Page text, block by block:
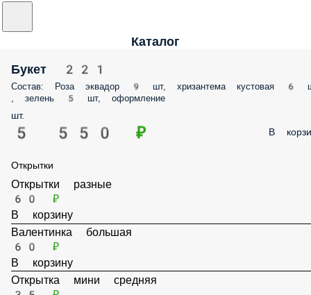
Каталог
Букет 221
Состав: Роза эквадор 9 шт, хризантема кустовая 6
, зелень 5 шт, оформление
шт.
5 550 ₽ В
Открытки
Открытки разные
60 ₽
В корзину
Валентинка большая
60 ₽
В корзину